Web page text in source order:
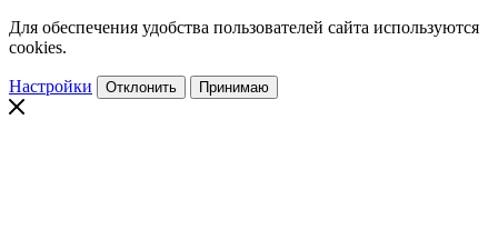
Для обеспечения удобства пользователей сайта используются
cookies.
Настройки Отклонить Принимаю